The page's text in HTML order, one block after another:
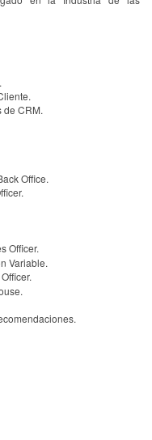
de CRM.
Office.
Officer.
Variable.